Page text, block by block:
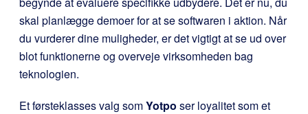
skal planlægge demoer for at se softwaren i aktion. Når
du vurderer dine muligheder, er det vigtigt at se ud over
blot funktionerne og overveje virksomheden bag
teknologien.
Et førsteklasses valg somYotpo ser loyalitet som et